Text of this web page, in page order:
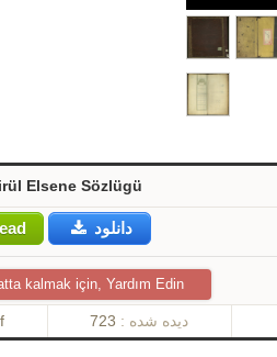
Elsene Sözlügü
دانلود
kalmak için, Yardım Edin
دیده شده : 723